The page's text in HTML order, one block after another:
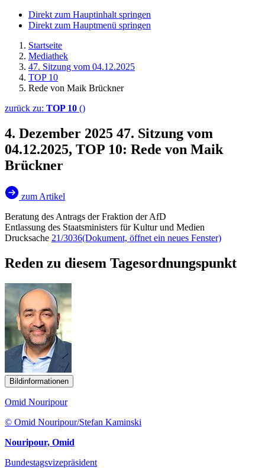
Direkt zum Hauptinhalt springen
Direkt zum Hauptmenü springen
Startseite
Mediathek
47. Sitzung vom 04.12.2025
TOP 10
Rede von Maik Brückner
zurück zu: TOP 10 ()
4. Dezember 2025 47. Sitzung vom
04.12.2025, TOP 10: Rede von Maik
Brückner
zum Artikel
Beratung des Antrags der Fraktion der AfD
Entlassung des Staatsministers für Kultur und Medien
Drucksache 21/3036(Dokument, öffnet ein neues Fenster)
Reden zu diesem Tagesordnungspunkt
Bildinformationen
Omid Nouripour
© Omid Nouripour/Stefan Kaminski
Nouripour, Omid
Bundestagsvizepräsident